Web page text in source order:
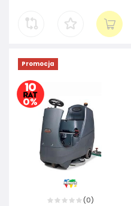
Promocja
(0)